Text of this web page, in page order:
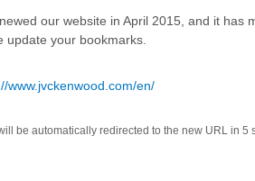
our website in April 2015, and it has
update your bookmarks.
www.jvckenwood.com/en/
be automatically redirected to the new URL in 5